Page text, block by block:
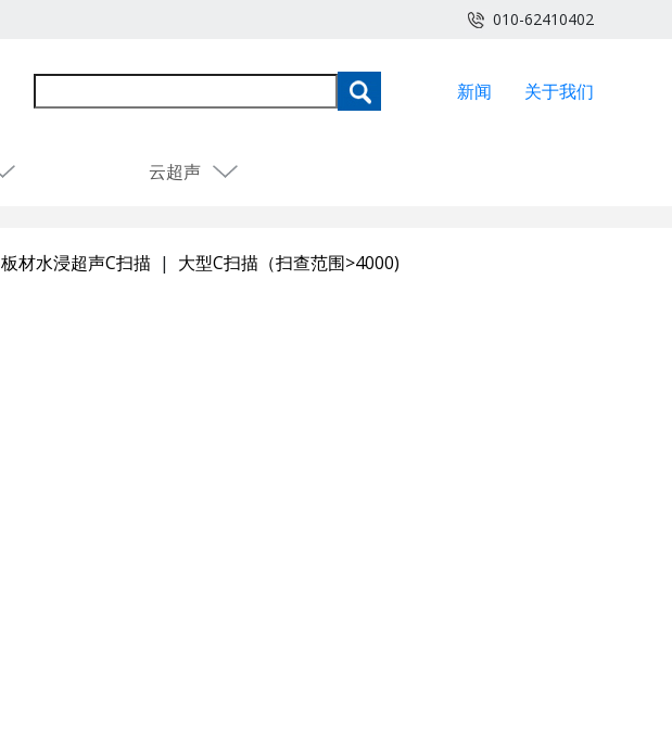
010-62410402
新闻 关于我们
云超声
板材水浸超声C扫描 | 大型C扫描（扫查范围>4000)